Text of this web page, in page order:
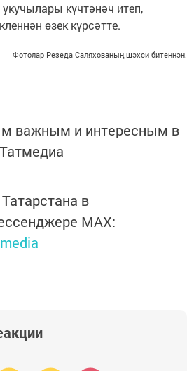
күчтәнәч итеп,
өзек күрсәтте.
Фотолар Резеда Саляхованың шәхси битеннән.
важным и интересным в
Татмедиа
в
MАХ: